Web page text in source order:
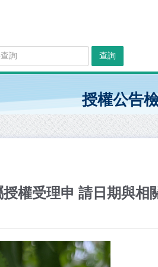
查詢
授權公告
權受理申 請日期與相